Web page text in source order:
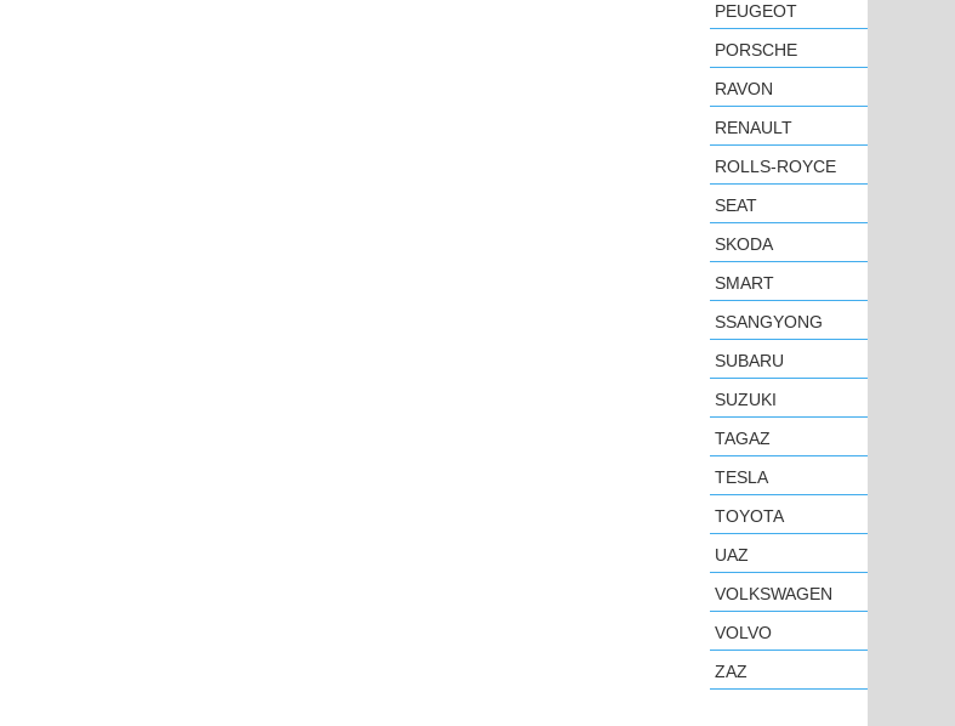
PEUGEOT
PORSCHE
RAVON
RENAULT
ROLLS-ROYCE
SEAT
SKODA
SMART
SSANGYONG
SUBARU
SUZUKI
TAGAZ
TESLA
TOYOTA
UAZ
VOLKSWAGEN
VOLVO
ZAZ